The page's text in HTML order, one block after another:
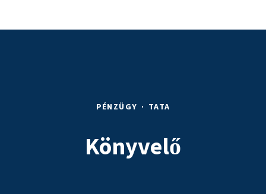
PÉNZÜGY · TATA
Könyvelő